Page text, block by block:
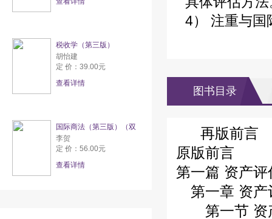
税收学（第三版）
胡怡建
定 价：39.00元
查看详情
国际商法（第三版）（双
李贺
定 价：56.00元
查看详情
4） 注重与国
图书目录
再版前言
原版前言
第一篇 资产
第一章 资产
第一节 资